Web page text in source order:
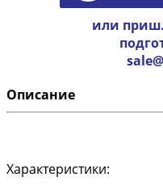
или
Описание
Характеристики: